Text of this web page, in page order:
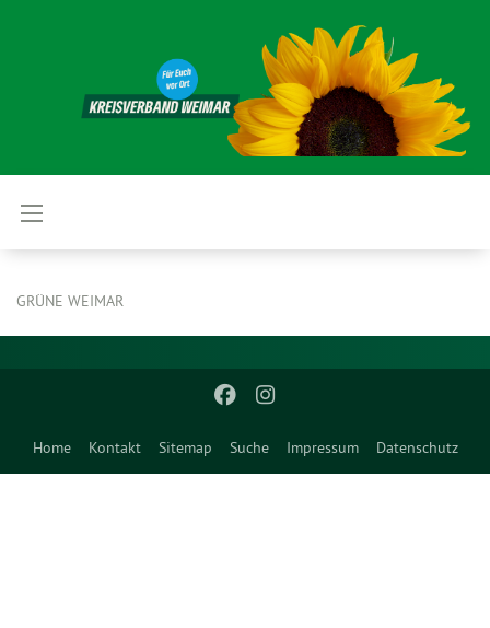
Home Kontakt Sitemap Suche Impressum Datenschutz
GRÜNE WEIMAR